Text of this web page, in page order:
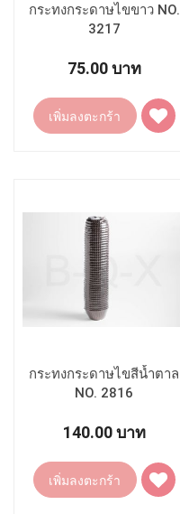
กระทงกระดาษไขขาว NO.
3217
75.00 บาท
เพิ่มลงตะกร้า
เพิ่ม
ไป
กระทงกระดาษไขสีน้ำตาล
NO. 2816
140.00 บาท
เพิ่มลงตะกร้า
เพิ่ม
ไป